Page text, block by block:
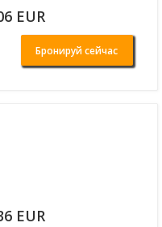
EUR
Бронируй сейчас
EUR